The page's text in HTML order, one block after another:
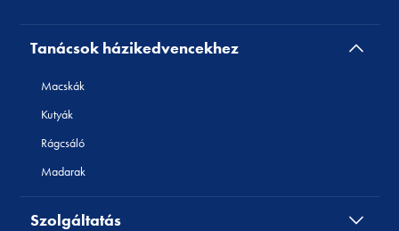
Tanácsok házikedvencekhez
Macskák
Kutyák
Rágcsáló
Madarak
Szolgáltatás